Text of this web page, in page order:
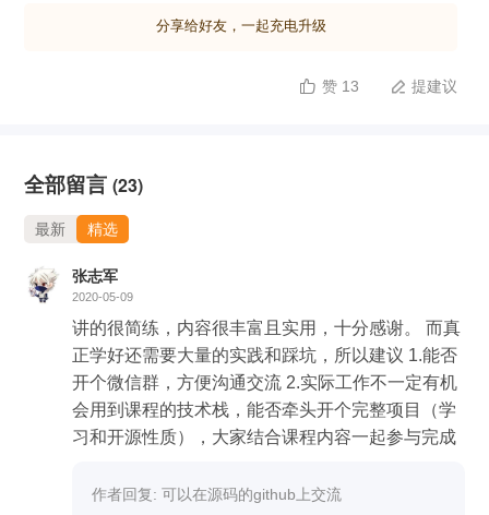
这套测试题共有 20 道单选题，满分 100 分，系统自动
另外，一路走来，我非常想听听你对我和这个课程的看
法，把你的反馈和建议写下来吧。
分享给好友，一起充电升级
 赞 13  提建议
全部留言 (23)
最新 精选
张志军
2020-05-09
讲的很简练，内容很丰富且实用，十分感谢。 而真
正学好还需要大量的实践和踩坑，所以建议 1.能否
开个微信群，方便沟通交流 2.实际工作不一定有机
会用到课程的技术栈，能否牵头开个完整项目（学
习和开源性质），大家结合课程内容一起参与完成
作者回复: 可以在源码的github上交流